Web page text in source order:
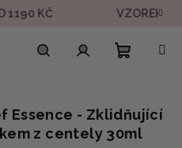
VZOREK V
košík
Essence - Zklidňující
z centely 30ml